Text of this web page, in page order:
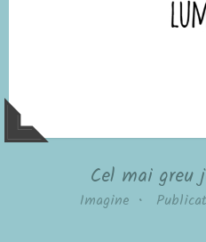
Cel mai greu
Imagine •